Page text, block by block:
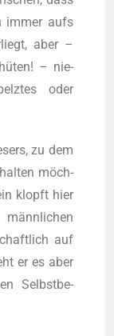
immer aufs
aber –
– nie­
oder
zu dem
möch­
klopft hier
auf
er es aber
Selbst­be­